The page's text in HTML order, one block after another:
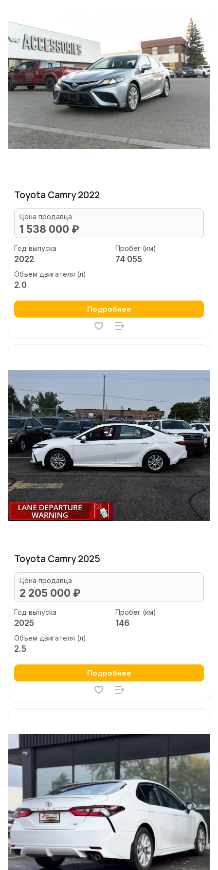
Toyota Camry 2022
Цена продавца
1 538 000 ₽
Год выпуска
2022
Пробег (км)
74 055
Объем двигателя (л)
2.0
Подробнее
Toyota Camry 2025
Цена продавца
2 205 000 ₽
Год выпуска
2025
Пробег (км)
146
Объем двигателя (л)
2.5
Подробнее